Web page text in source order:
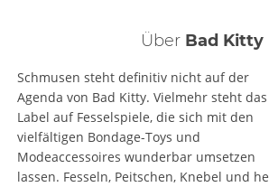
Über Bad Kitty
Schmusen steht definitiv nicht auf der
Agenda von Bad Kitty. Vielmehr steht das
Label auf Fesselspiele, die sich mit den
vielfältigen Bondage-Toys und
Modeaccessoires wunderbar umsetzen
lassen. Fesseln, Peitschen, Knebel und